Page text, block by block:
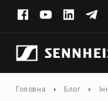
У
а
Головна Блог